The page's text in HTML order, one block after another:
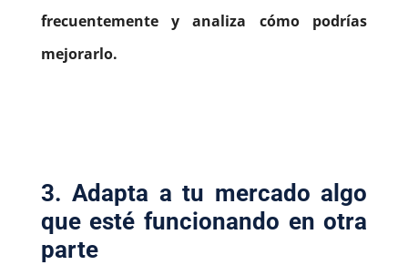
frecuentemente y analiza cómo podrías
mejorarlo.
3. Adapta a tu mercado algo
que esté funcionando en otra
parte